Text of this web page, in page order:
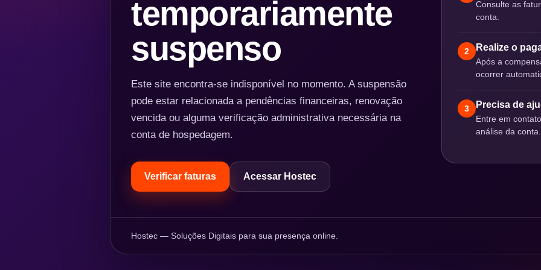
temporariamente
suspenso
Este site encontra-se indisponível no momento. A suspensão
pode estar relacionada a pendências financeiras, renovação
vencida ou alguma verificação administrativa necessária na
conta de hospedagem.
Verificar faturas Acessar Hostec
Consulte as
conta.
2 Realize o
Após a
ocorrer
3 Precisa de
Entre em
análise da conta.
Hostec — Soluções Digitais para sua presença online.